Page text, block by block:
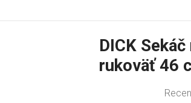
DICK
rukoväť 46